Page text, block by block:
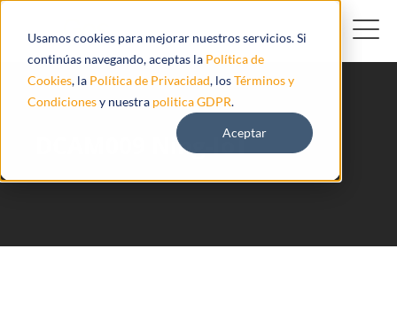
Usamos cookies para mejorar nuestros servicios. Si
continúas navegando, aceptas la Política de
Cookies, la Política de Privacidad, losTérminos y
Condicionesy nuestra politica GDPR.
Aceptar
DCAM009 Ning-IoT